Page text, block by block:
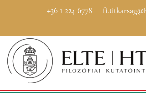
+36 1 224 6778